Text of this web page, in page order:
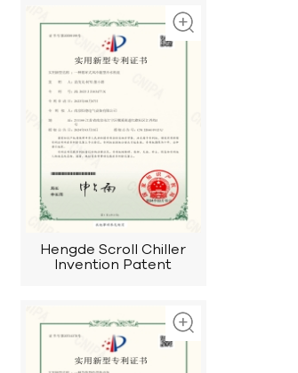
Hengde Scroll Chiller
Invention Patent